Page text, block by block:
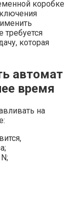
коробке
требуется
которая
автомат
время
на